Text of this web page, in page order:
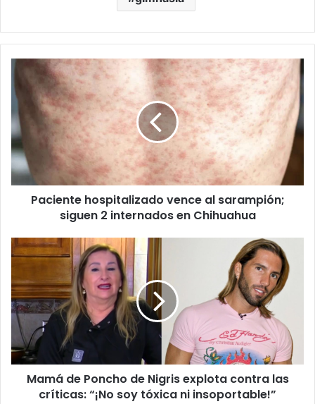
Paciente
hospitalizado
vence
sarampión;
siguen
2
internados
en
Chihuahua
Paciente hospitalizado vence al sarampión;
siguen 2 internados en Chihuahua
Mamá
de
de
Nigris
explota
contra
las
críticas:
“¡NoMamá de Poncho de Nigris explota contra las
críticas: “¡No soy tóxica ni insoportable!”